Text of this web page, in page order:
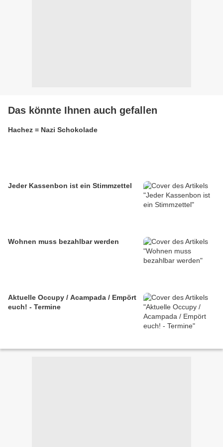
Das könnte Ihnen auch gefallen
Hachez = Nazi Schokolade
Jeder Kassenbon ist ein Stimmzettel
Wohnen muss bezahlbar werden
Aktuelle Occupy / Acampada / Empört
euch! - Termine